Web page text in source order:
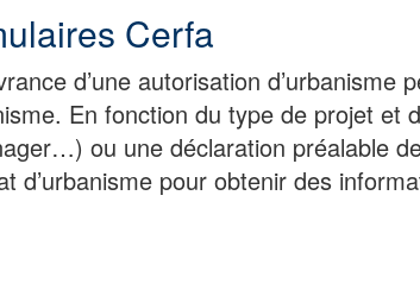
Cerfa
d’une autorisation
En fonction du type de projet
ou une déclaration préalable
d’urbanisme pour obtenir des